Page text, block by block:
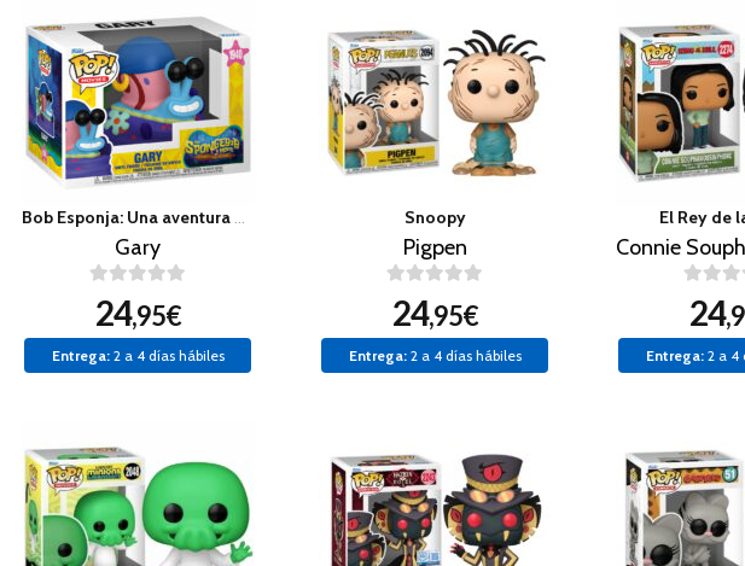
Bob Esponja: Una aventura pirata
Gary
24,95€
Entrega:2 a 4 días hábiles
Snoopy
Pigpen
24,95€
Entrega:2 a 4 días hábiles
El Rey de
24
Entrega:2 a 4